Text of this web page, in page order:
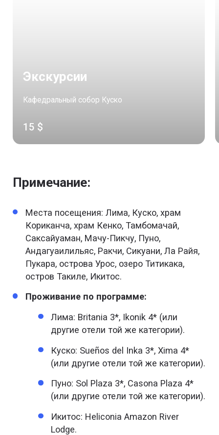
Экскурсии
Кафедральный собор Куско
15 $
Примечание:
Места посещения: Лима, Куско, храм
Кориканча, храм Кенко, Тамбомачай,
Саксайуаман, Мачу-Пикчу, Пуно,
Андагуаилильяс, Ракчи, Сикуани, Ла Райя,
Пукара, острова Урос, озеро Титикака,
остров Такиле, Икитос.
Проживание по программе:
Лима: Britania 3*, Ikonik 4* (или
другие отели той же категории).
Куско: Sueños del Inka 3*, Xima 4*
(или другие отели той же категории).
Пуно: Sol Plaza 3*, Casona Plaza 4*
(или другие отели той же категории).
Икитос: Heliconia Amazon River
Lodge.